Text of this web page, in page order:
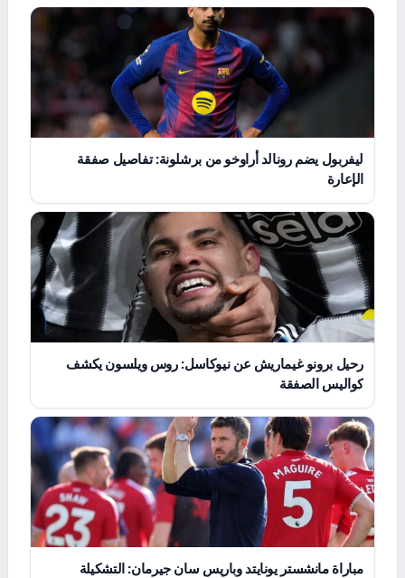
ليفربول يضم رونالد أراوخو من برشلونة: تفاصيل صفقة
الإعارة
رحيل برونو غيماريش عن نيوكاسل: روس ويلسون يكشف
كواليس الصفقة
مباراة مانشستر يونايتد وباريس سان جيرمان: التشكيلة